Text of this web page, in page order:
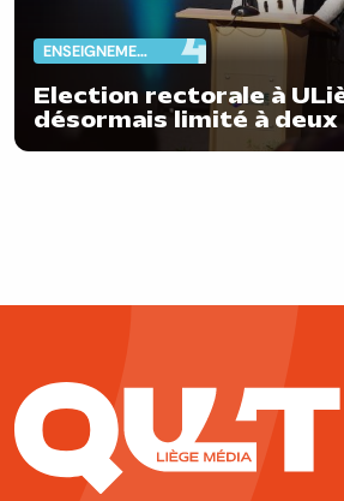
ENSEIGNEMENT
Election rectorale à
désormais limité à